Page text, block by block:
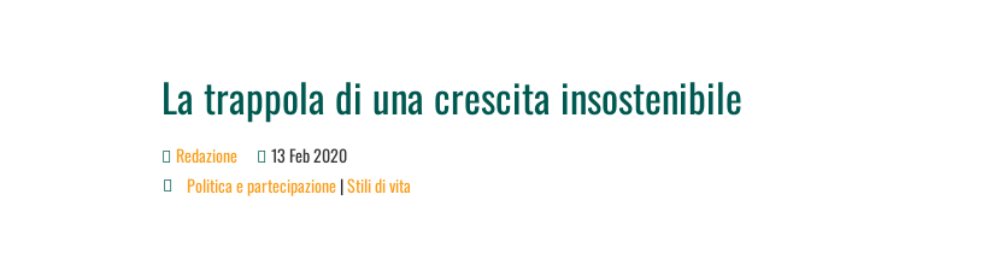
La trappola di una crescita insostenibile
Redazione 13 Feb 2020
 Politica e partecipazione|Stili di vita